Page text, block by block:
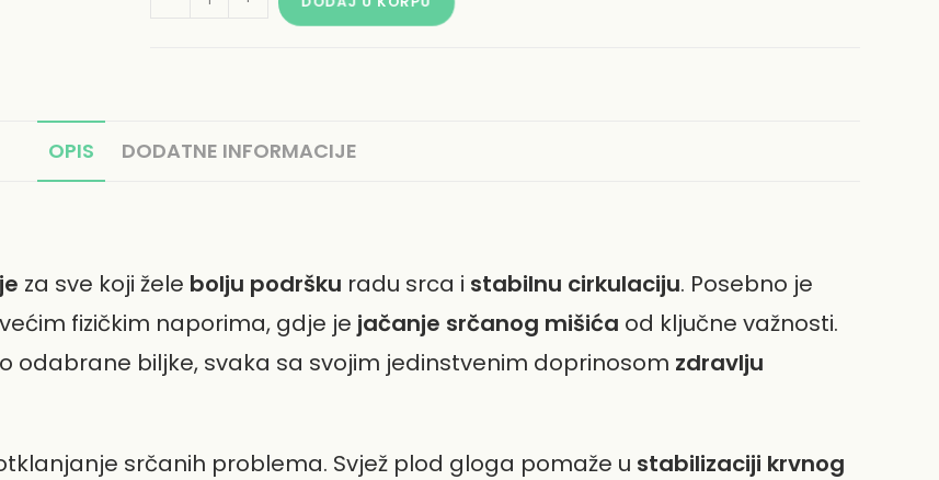
OPIS DODATNE INFORMACIJE
za sve koji žele bolju podršku radu srca i stabilnu cirkulaciju. Posebno je
fizičkim naporima, gdje je jačanje srčanog mišića od ključne važnosti.
odabrane biljke, svaka sa svojim jedinstvenim doprinosom zdravlju
srčanih problema. Svjež plod gloga pomaže u stabilizaciji krvnog